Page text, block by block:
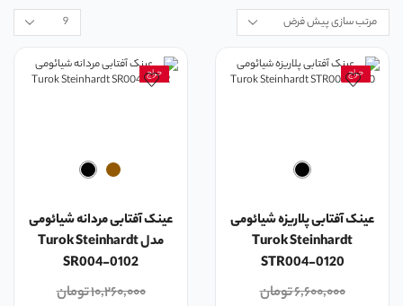
حراج
عینک آفتابی پلاریزه شیائومی
Turok Steinhardt
STR004-0120
۶,۶۰۰,۰۰۰تومان
حراج
عینک آفتابی مردانه شیائومی
مدل Turok Steinhardt
SR004-0102
۱۰,۲۶۰,۰۰۰تومان